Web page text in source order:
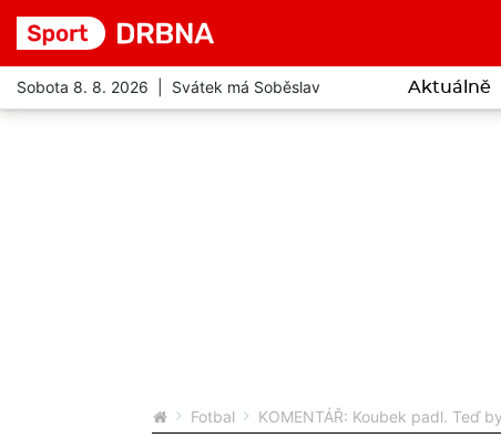
Sobota 8. 8. 2026 | Svátek má Soběslav Aktuálně
Fotbal KOMENTÁŘ: Koubek padl. Teď